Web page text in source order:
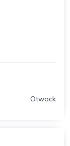
Otwock